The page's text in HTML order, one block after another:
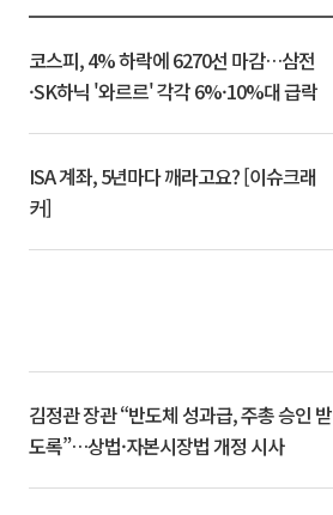
코스피, 4% 하락에 6270선 마감…삼전
·SK하닉 '와르르' 각각 6%·10%대 급락
ISA 계좌, 5년마다 깨라고요? [이슈크래
커]
김정관 장관 “반도체 성과급, 주총 승인 받
도록”…상법·자본시장법 개정 시사